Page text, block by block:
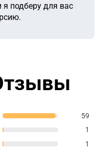
я подберу для вас
59
1
1